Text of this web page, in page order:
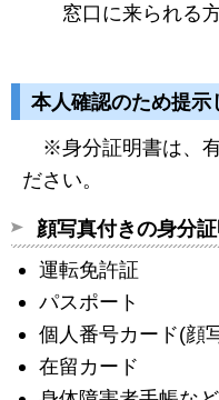
窓口に来られる方
本人確認のため提
※身分証明書は、有
ださい。
顔写真付きの身分
運転免許証
パスポート
個人番号カード(顔
在留カード